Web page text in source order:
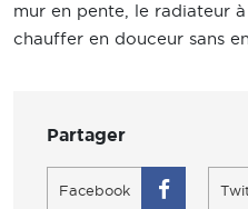
mur en pente, le radiateur
chauffer en douceur sans
Partager
Facebook